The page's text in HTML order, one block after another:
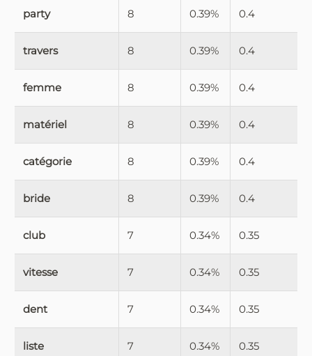
party 8 0.39% 0.4
travers 8 0.39% 0.4
femme 8 0.39% 0.4
matériel 8 0.39% 0.4
catégorie 8 0.39% 0.4
bride 8 0.39% 0.4
club 7 0.34% 0.35
vitesse 7 0.34% 0.35
dent 7 0.34% 0.35
liste 7 0.34% 0.35